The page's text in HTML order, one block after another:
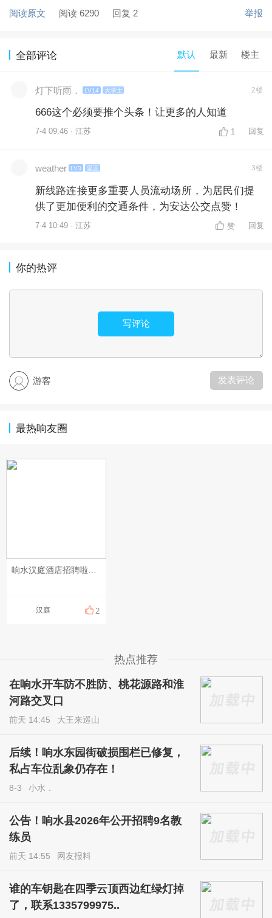
阅读原文 阅读 6290 回复 2 举报
全部评论 默认 最新 楼主
灯下听雨． LV14 大学士 2楼
666这个必须要推个头条！让更多的人知道
7-4 09:46 · 江苏 1 回复
weather LV3 里正 3楼
新线路连接更多重要人员流动场所，为居民们提
供了更加便利的交通条件，为安达公交点赞！
7-4 10:49 · 江苏 赞 回复
你的热评
写评论
游客 发表评论
最热响友圈
响水汉庭酒店招聘啦，现招聘❗️❗️前台服务员❗️❗️一名！待遇优厚，年终奖励，法定节假日3倍加班补助，缴纳保险，还有带薪年假 ，节日福利，免费提供工作餐，有无经验均可，提供一对一培训，有意者可联系 朱店18762500365面试地址：响水县黄海路76号财富广场！
汉庭 2
热点推荐
在响水开车防不胜防、桃花源路和淮
河路交叉口
前天 14:45 大王来巡山
后续！响水东园街破损围栏已修复，
私占车位乱象仍存在！
8-3 小水．
公告！响水县2026年公开招聘9名教
练员
前天 14:55 网友报料
谁的车钥匙在四季云顶西边红绿灯掉
了，联系1335799975..